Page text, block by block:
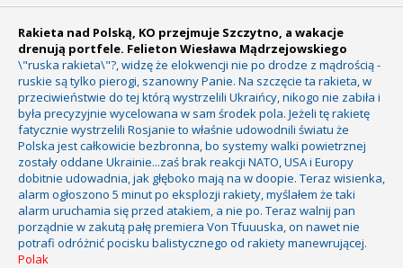
Rakieta nad Polską, KO przejmuje Szczytno, a wakacje
drenują portfele. Felieton Wiesława Mądrzejowskiego
\"ruska rakieta\"?, widzę że elokwencji nie po drodze z mądrością -
ruskie są tylko pierogi, szanowny Panie. Na szczęcie ta rakieta, w
przeciwieństwie do tej którą wystrzelili Ukraińcy, nikogo nie zabiła i
była precyzyjnie wycelowana w sam środek pola. Jeżeli tę rakietę
fatycznie wystrzelili Rosjanie to właśnie udowodnili światu że
Polska jest całkowicie bezbronna, bo systemy walki powietrznej
zostały oddane Ukrainie...zaś brak reakcji NATO, USA i Europy
dobitnie udowadnia, jak głęboko mają na w doopie. Teraz wisienka,
alarm ogłoszono 5 minut po eksplozji rakiety, myślałem że taki
alarm uruchamia się przed atakiem, a nie po. Teraz walnij pan
porządnie w zakutą pałę premiera Von Tfuuuska, on nawet nie
potrafi odróżnić pocisku balistycznego od rakiety manewrującej.
Polak